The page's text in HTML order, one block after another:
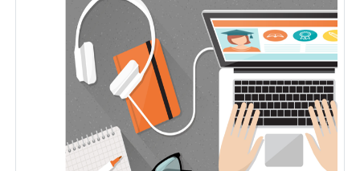
Moodle
free support
Moodle
development
Moodle